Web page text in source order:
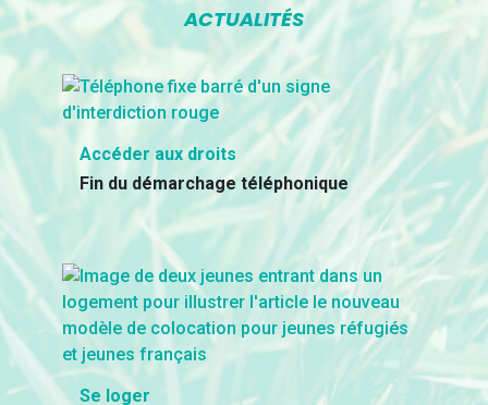
ACTUALITÉS
Accéder aux droits
Fin du démarchage téléphonique
Se loger